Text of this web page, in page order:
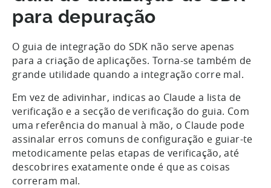
para depuração
O guia de integração do SDK não serve apenas
para a criação de aplicações. Torna-se também de
grande utilidade quando a integração corre mal.
Em vez de adivinhar, indicas ao Claude a lista de
verificação e a secção de verificação do guia. Com
uma referência do manual à mão, o Claude pode
assinalar erros comuns de configuração e guiar-te
metodicamente pelas etapas de verificação, até
descobrires exatamente onde é que as coisas
correram mal.